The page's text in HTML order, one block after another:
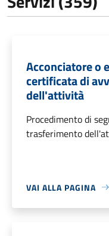
Acconciatore o
certificata di
dell'attività
Procedimento di
trasferimento
VAI ALLA PAGINA